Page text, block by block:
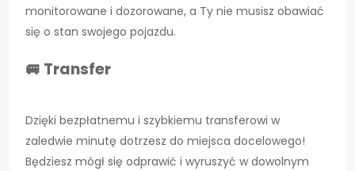
monitorowane i dozorowane, a Ty nie musisz obawiać
się o stan swojego pojazdu.
🚐 Transfer
Dzięki bezpłatnemu i szybkiemu transferowi w
zaledwie minutę dotrzesz do miejsca docelowego!
Będziesz mógł się odprawić i wyruszyć w dowolnym